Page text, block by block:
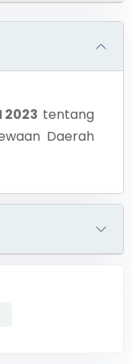
2023 tentang
Daerah